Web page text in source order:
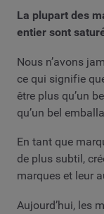
La plupart des
entier sont
Nous n’avons
ce qui signifie
être plus qu’un
qu’un bel
En tant que
de plus subtil,
marques et leur
Aujourd’hui, les